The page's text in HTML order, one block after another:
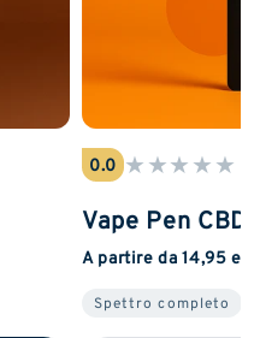
0.0 ★★★★★
Vape Pen
A partire da 14,95
Spettro completo